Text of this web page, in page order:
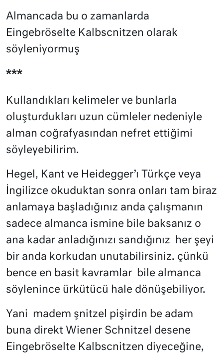
Almancada bu o zamanlarda
Eingebröselte Kalbscnitzen olarak
söyleniyormuş
***
Kullandıkları kelimeler ve bunlarla
oluşturdukları uzun cümleler nedeniyle
alman coğrafyasından nefret ettiğimi
söyleyebilirim.
Hegel, Kant ve Heidegger’ı Türkçe veya
İngilizce okuduktan sonra onları tam biraz
anlamaya başladığınız anda çalışmanın
sadece almanca ismine bile baksanız o
ana kadar anladığınızı sandığınız her şeyi
bir anda korkudan unutabilirsiniz. çünkü
bence en basit kavramlar bile almanca
söylenince ürkütücü hale dönüşebiliyor.
Yani
madem şnitzel pişirdin be adam
buna direkt Wiener Schnitzel desene
Eingebröselte Kalbscnitzen diyeceğine,